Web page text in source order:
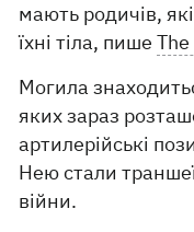
мають родичів,
їхні тіла, пише
Могила
яких зараз
артилерійські
Нею стали
війни.